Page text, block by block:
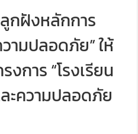
กฝังหลักการ
ามปลอดภัย” ให้
งการ “โรงเรียน
ะความปลอดภัย